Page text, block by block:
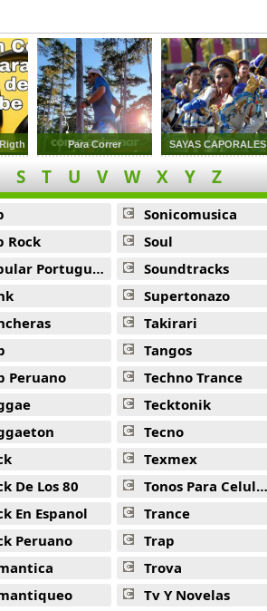
Para Correr SAYAS CAPORALES
S T U V W X Y Z
Rock
Portuguesa
Peruano
De Los 80
En Espanol
Peruano
Sonicomusica
Soul
Soundtracks
Supertonazo
Takirari
Tangos
Techno Trance
Tecktonik
Tecno
Texmex
Tonos Para Celulares
Trance
Trap
Trova
Tv Y Novelas